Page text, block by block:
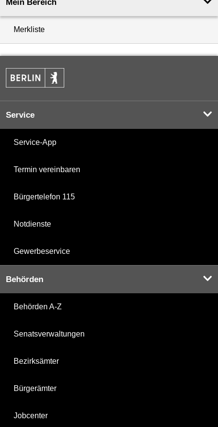
Mein Bereich
Merkliste
Service
Service-App
Termin vereinbaren
Bürgertelefon 115
Notdienste
Gewerbeservice
Behörden
Behörden A-Z
Senatsverwaltungen
Bezirksämter
Bürgerämter
Jobcenter